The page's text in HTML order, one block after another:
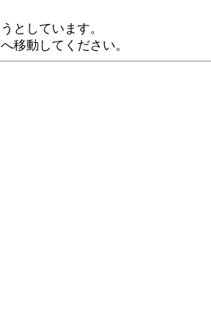
としています。
移動してください。